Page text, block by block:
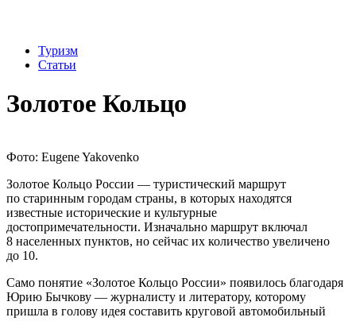
Туризм
Статьи
Золотое Кольцо
Фото: Eugene Yakovenko
Золотое Кольцо России — туристический маршрут
по старинным городам страны, в которых находятся
известные исторические и культурные
достопримечательности. Изначально маршрут включал
8 населенных пунктов, но сейчас их количество увеличено
до 10.
Само понятие «Золотое Кольцо России» появилось благодаря
Юрию Бычкову — журналисту и литератору, которому
пришла в голову идея составить круговой автомобильный